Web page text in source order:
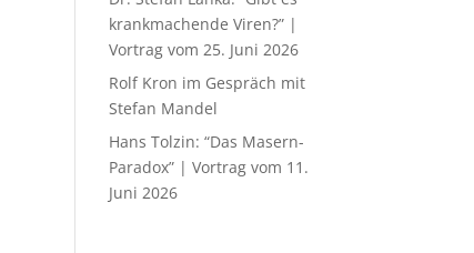
krankmachende Viren?” |
Vortrag vom 25. Juni 2026
Rolf Kron im Gespräch mit
Stefan Mandel
Hans Tolzin: “Das Masern-
Paradox” | Vortrag vom 11.
Juni 2026